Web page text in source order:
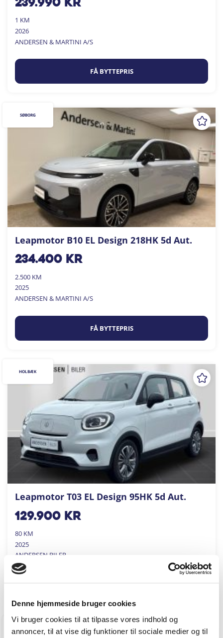
Denne hjemmeside bruger cookies
Vi bruger cookies til at tilpasse vores indhold og
annoncer, til at vise dig funktioner til sociale medier og til
239.990kr
1 KM
2026
ANDERSEN & MARTINI A/S
FÅ BYTTEPRIS
Leapmotor B10 EL Design 218HK 5d Aut.
234.400kr
2.500 KM
2025
ANDERSEN & MARTINI A/S
FÅ BYTTEPRIS
SØBORG
Leapmotor T03 EL Design 95HK 5d Aut.
129.900kr
80 KM
2025
ANDERSEN BILER
FÅ BYTTEPRIS
HOLBÆK